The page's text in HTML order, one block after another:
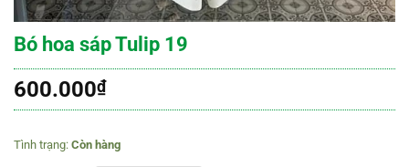
Bó hoa sáp Tulip 19
600.000₫
Còn hàng